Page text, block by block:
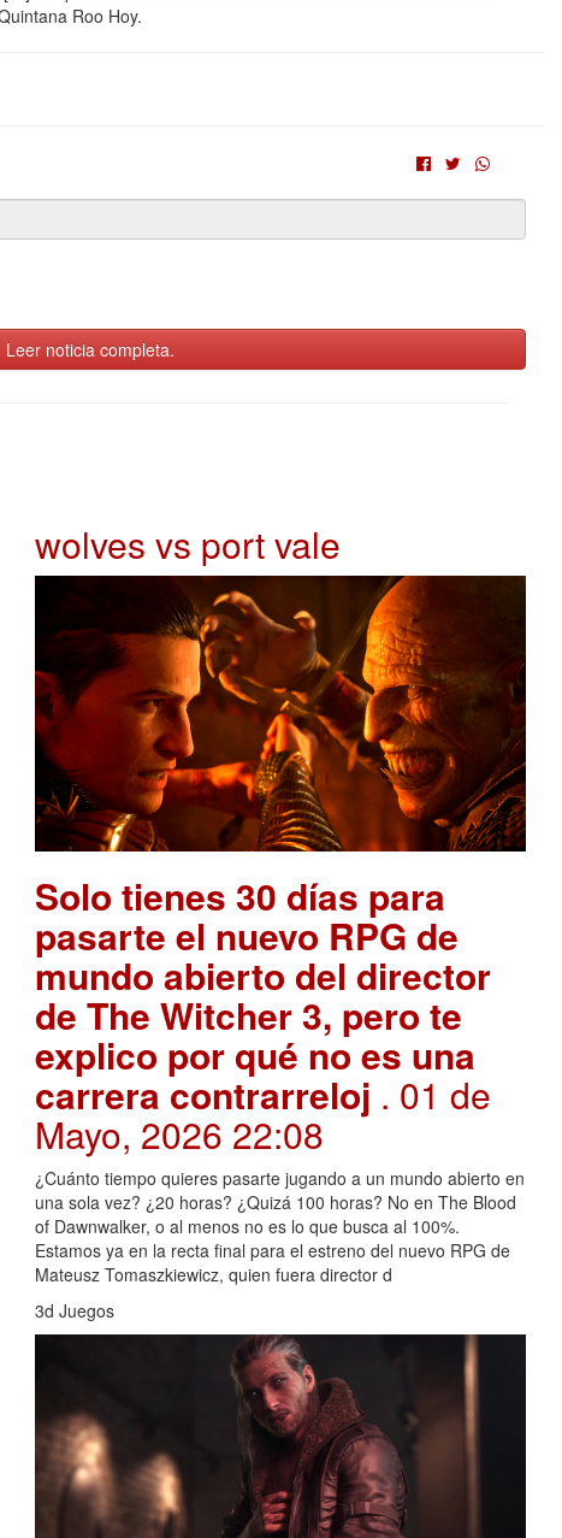
Roo Hoy.
Leer noticia completa.
wolves vs port vale
Solo tienes 30 días para
pasarte el nuevo RPG de
mundo abierto del director
de The Witcher 3, pero te
explico por qué no es una
carrera contrarreloj . 01 de
Mayo, 2026 22:08
¿Cuánto tiempo quieres pasarte jugando a un mundo abierto en
una sola vez? ¿20 horas? ¿Quizá 100 horas? No en The Blood
of Dawnwalker, o al menos no es lo que busca al 100%.
Estamos ya en la recta final para el estreno del nuevo RPG de
Mateusz Tomaszkiewicz, quien fuera director d
3d Juegos